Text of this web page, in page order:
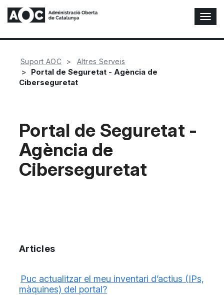
A
l
t
Suport AOC Altres Serveis
Portal de Seguretat - Agència de
Ciberseguretat
Portal de Seguretat -
Agència de
Ciberseguretat
Articles
Puc actualitzar el meu inventari d’actius (IPs,
màquines) del portal?